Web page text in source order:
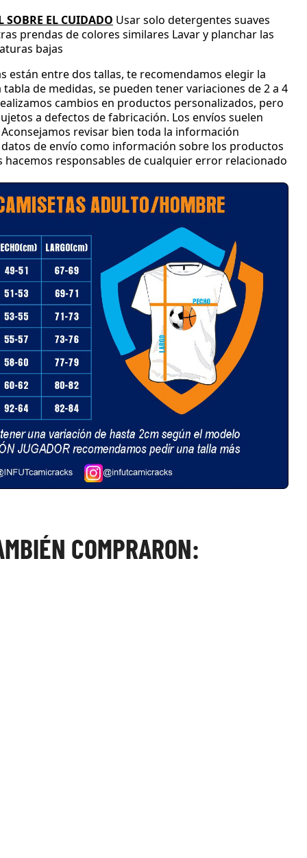
EL CUIDADO Usar solo detergentes suaves
prendas de colores similares Lavar y planchar las
bajas
están entre dos tallas, te recomendamos elegir la
tabla de medidas, se pueden tener variaciones de 2 a 4
cambios en productos personalizados, pero
a defectos de fabricación. Los envíos suelen
Aconsejamos revisar bien toda la información
de envío como información sobre los productos
hacemos responsables de cualquier error relacionado
COMPRARON: